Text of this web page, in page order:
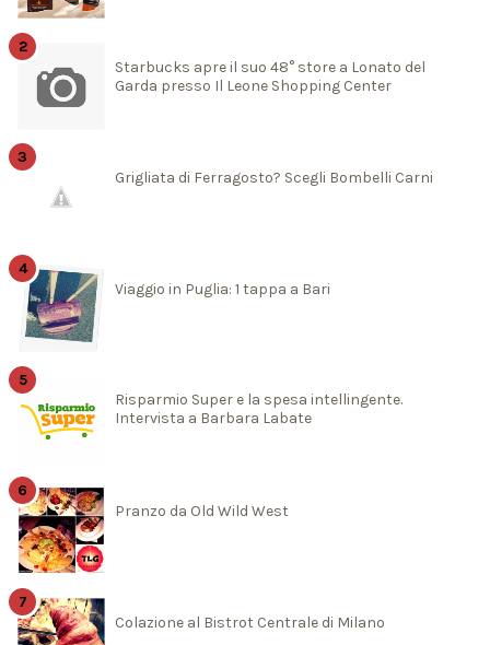
Starbucks apre il suo 48° store a Lonato del
Garda presso Il Leone Shopping Center
Grigliata di Ferragosto? Scegli Bombelli Carni
Viaggio in Puglia: 1 tappa a Bari
Risparmio Super e la spesa intellingente.
Intervista a Barbara Labate
Pranzo da Old Wild West
Colazione al Bistrot Centrale di Milano